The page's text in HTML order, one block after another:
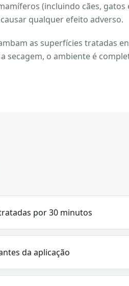
(incluindo cães, gatos
qualquer efeito adverso.
as superfícies tratadas
secagem, o ambiente é
por 30 minutos
da aplicação